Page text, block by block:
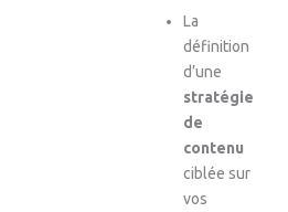
La
définition
d’une
stratégie
de
contenu
ciblée sur
vos